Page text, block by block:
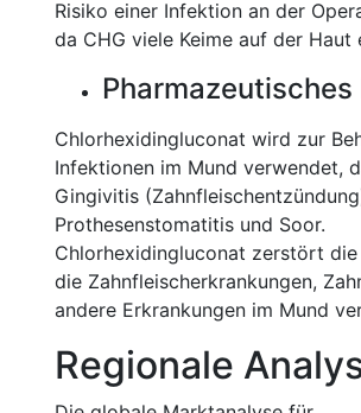
Risiko einer Infektion an der
da CHG viele Keime auf der Haut
Pharmazeutisches
Chlorhexidingluconat wird zur
Infektionen im Mund verwendet,
Gingivitis
Prothesenstomatitis und Soor.
Chlorhexidingluconat zerstört die
die Zahnfleischerkrankungen,
andere Erkrankungen im Mund
Regionale